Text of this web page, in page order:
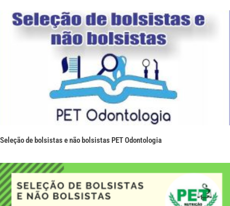
Seleção de bolsistas e não bolsistas PET Odontologia